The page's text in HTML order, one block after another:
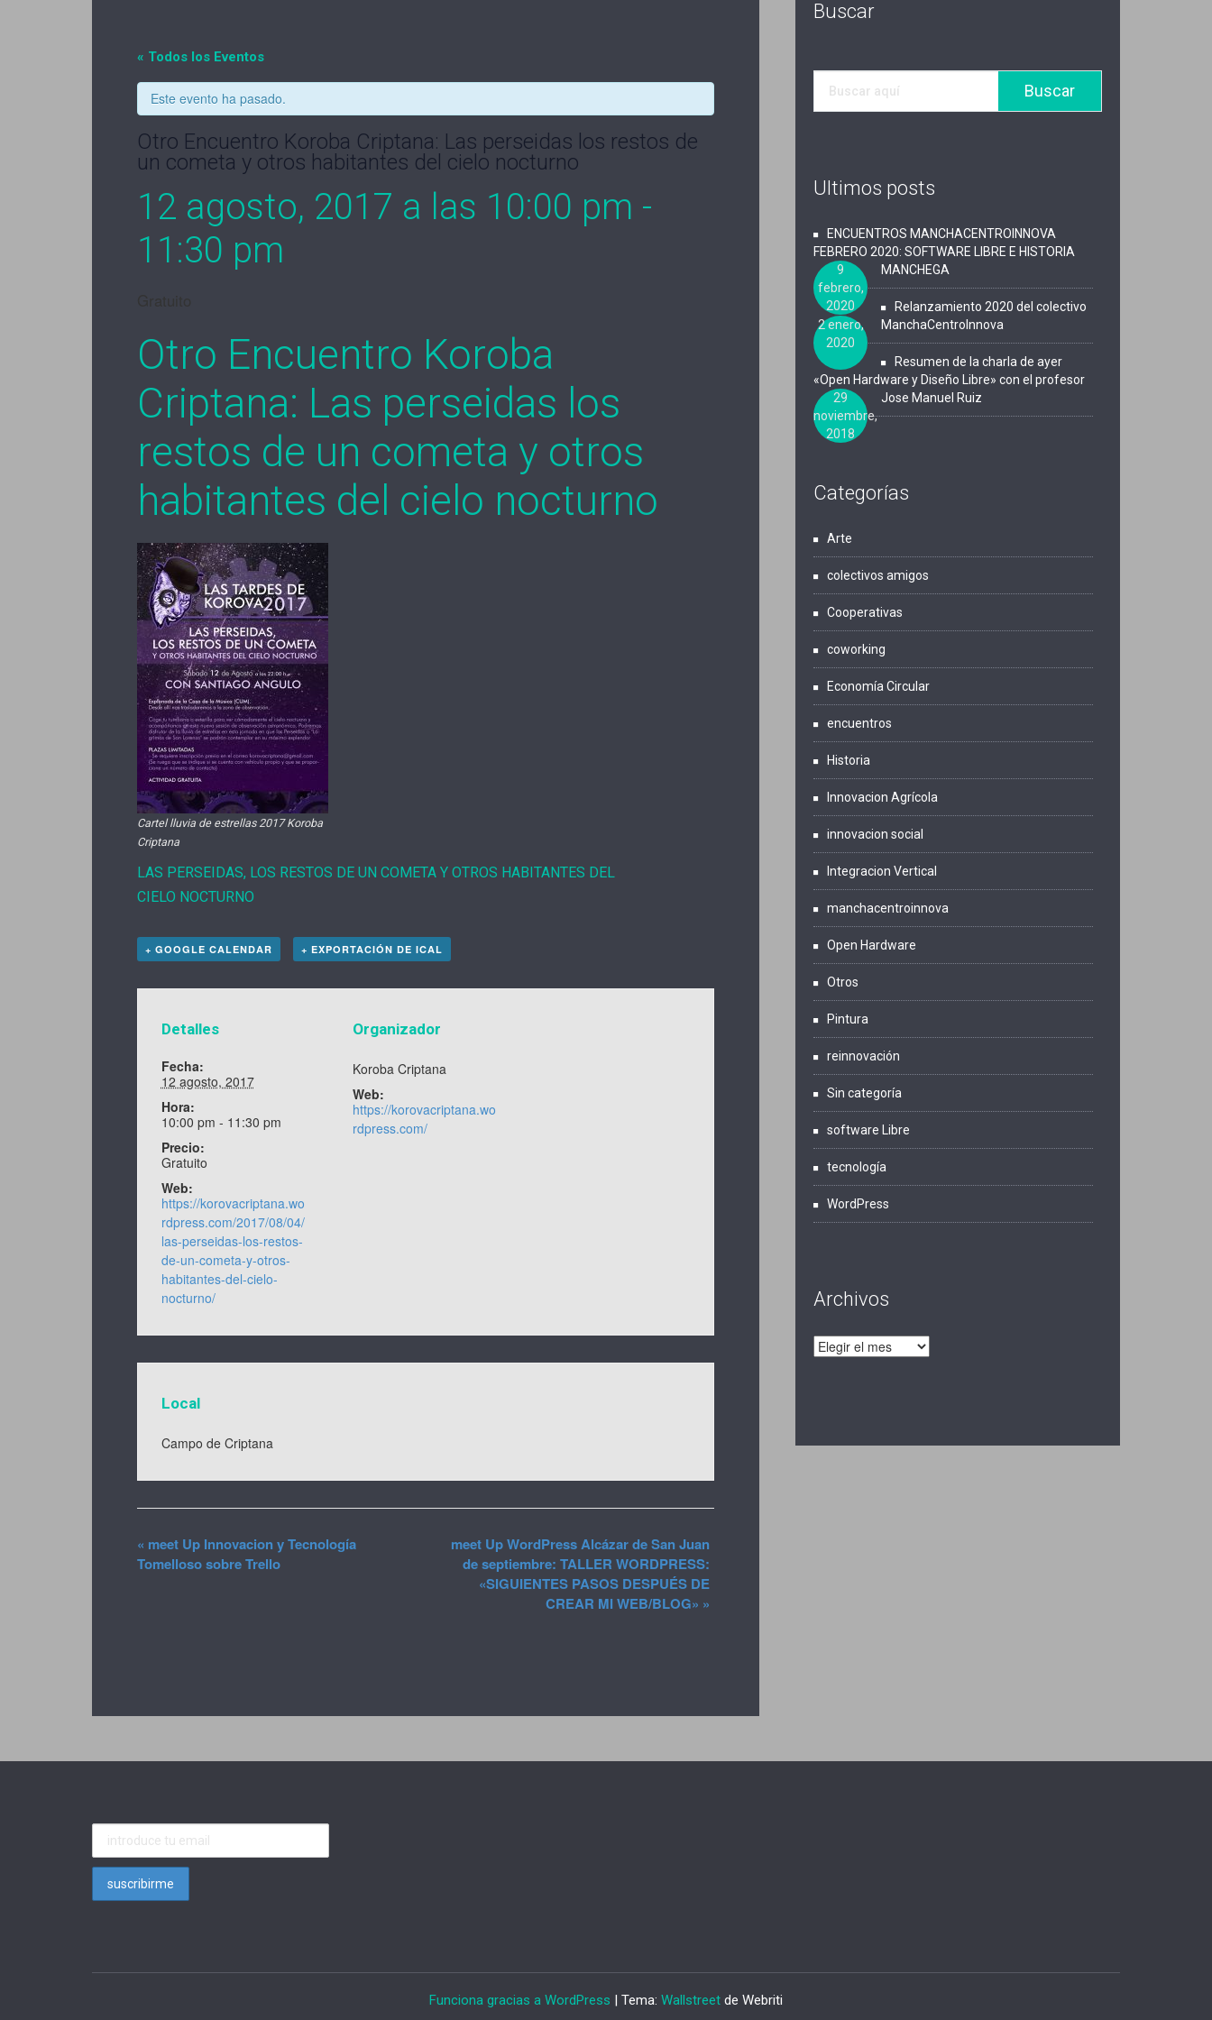
« Todos los Eventos
Este evento ha pasado.
Otro Encuentro Koroba Criptana: Las perseidas los restos de
un cometa y otros habitantes del cielo nocturno
12 agosto, 2017 a las 10:00 pm -
11:30 pm
Otro Encuentro Koroba
Criptana: Las perseidas los
restos de un cometa y otros
habitantes del cielo nocturno
Cartel lluvia de estrellas 2017 Koroba
Criptana
LAS PERSEIDAS, LOS RESTOS DE UN COMETA Y OTROS HABITANTES DEL
CIELO NOCTURNO
+ GOOGLE CALENDAR + EXPORTACIÓN DE ICAL
Detalles
Fecha:
12 agosto, 2017
Hora:
10:00 pm - 11:30 pm
Precio:
Gratuito
Web:
https://korovacriptana.wo
rdpress.com/2017/08/04/
las-perseidas-los-restos-
de-un-cometa-y-otros-
habitantes-del-cielo-
nocturno/
Organizador
Koroba Criptana
Web:
https://korovacriptana.wo
rdpress.com/
Local
Campo de Criptana
« meet Up Innovacion y Tecnología
Tomelloso sobre Trello
meet Up WordPress Alcázar de San Juan
de septiembre: TALLER WORDPRESS:
«SIGUIENTES PASOS DESPUÉS DE
CREAR MI WEB/BLOG» »
Buscar
Ultimos posts
ENCUENTROS MANCHACENTROINNOVA
FEBRERO 2020: SOFTWARE LIBRE E HISTORIA
MANCHEGA
9
febrero,
2020
Relanzamiento 2020 del colectivo
ManchaCentroInnova
2 enero,
2020
Resumen de la charla de ayer
«Open Hardware y Diseño Libre» con el profesor
Jose Manuel Ruiz
29
noviembre,
2018
Categorías
Arte
colectivos amigos
Cooperativas
coworking
Economía Circular
encuentros
Historia
Innovacion Agrícola
innovacion social
Integracion Vertical
manchacentroinnova
Open Hardware
Otros
Pintura
reinnovación
Sin categoría
software Libre
tecnología
WordPress
Archivos
Archivos
Funciona gracias a WordPress | Tema: Wallstreet de Webriti